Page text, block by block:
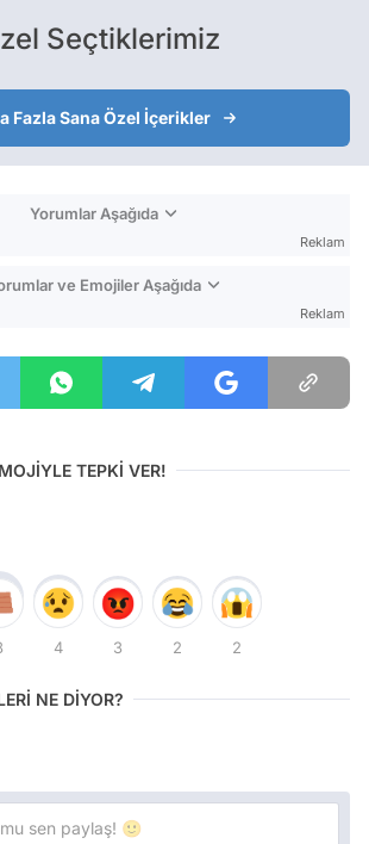
Seçtiklerimiz
Fazla Sana Özel İçerikler
Yorumlar Aşağıda
Reklam
ve Emojiler Aşağıda
Reklam
TEPKİ VER!
4 3 2 2
NE DİYOR?